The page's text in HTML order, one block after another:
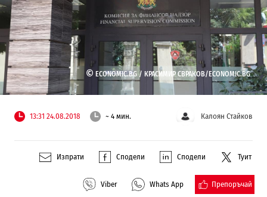
© ECONOMIC.BG / КРАСИМИР СВРАКОВ/ECONOMIC.BG
13:31 24.08.2018 ~ 4 мин. Калоян Стайков
Изпрати Сподели Сподели Туит
Viber Whats App Препоръчай